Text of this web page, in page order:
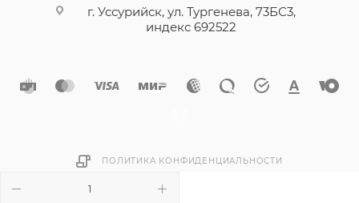
г. Уссурийск, ул. Тургенева, 73БС3,
индекс 692522
ПОЛИТИКА КОНФИДЕНЦИАЛЬНОСТИ